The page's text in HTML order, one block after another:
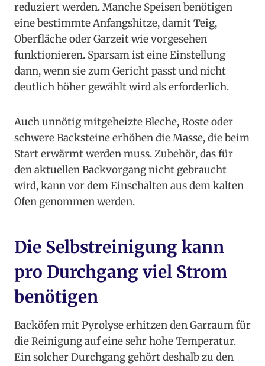
reduziert werden. Manche Speisen benötigen
eine bestimmte Anfangshitze, damit Teig,
Oberfläche oder Garzeit wie vorgesehen
funktionieren. Sparsam ist eine Einstellung
dann, wenn sie zum Gericht passt und nicht
deutlich höher gewählt wird als erforderlich.
Auch unnötig mitgeheizte Bleche, Roste oder
schwere Backsteine erhöhen die Masse, die beim
Start erwärmt werden muss. Zubehör, das für
den aktuellen Backvorgang nicht gebraucht
wird, kann vor dem Einschalten aus dem kalten
Ofen genommen werden.
Die Selbstreinigung kann
pro Durchgang viel Strom
benötigen
Backöfen mit Pyrolyse erhitzen den Garraum für
die Reinigung auf eine sehr hohe Temperatur.
Ein solcher Durchgang gehört deshalb zu den